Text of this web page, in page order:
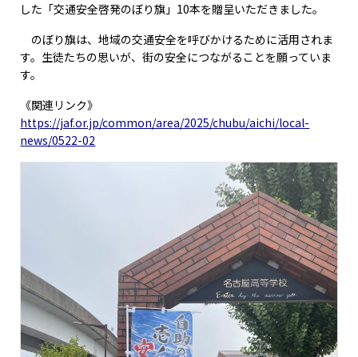
した「交通安全啓発のぼり旗」10本を贈呈いただきました。
のぼり旗は、地域の交通安全を呼びかけるために活用されま
す。生徒たちの思いが、街の安全につながることを願っていま
す。
《関連リンク》
https://jaf.or.jp/common/area/2025/chubu/aichi/local-
news/0522-02